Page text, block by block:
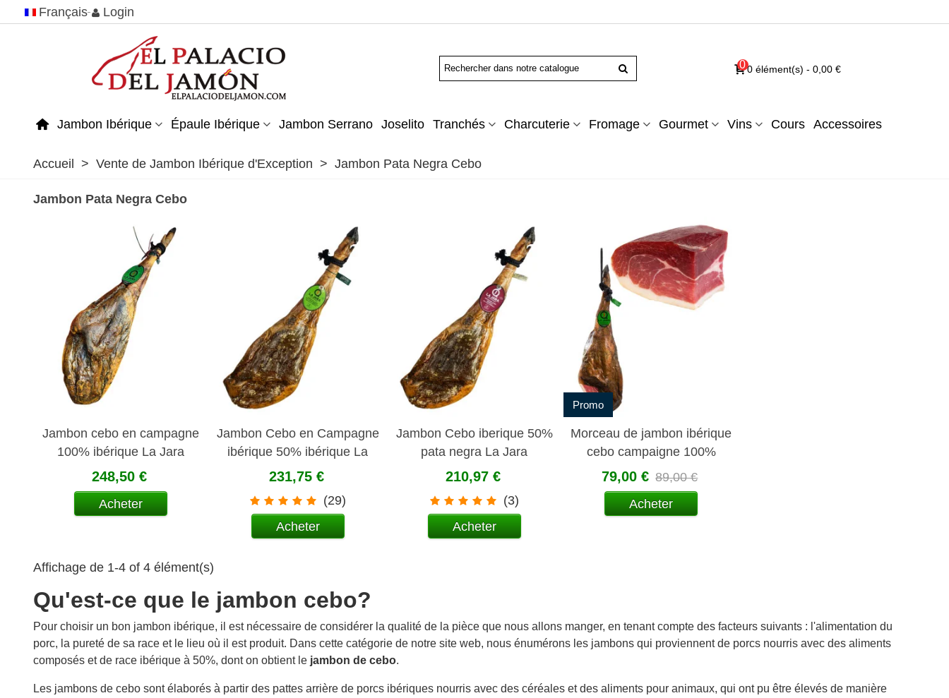
Français Login
00 élément(s) - 0,00 €
Jambon Ibérique Épaule Ibérique Jambon Serrano Joselito Tranchés Charcuterie Fromage Gourmet Vins Cours Accessoires
Accueil > Vente de Jambon Ibérique d'Exception > Jambon Pata Negra Cebo
Jambon Pata Negra Cebo
Jambon cebo en campagne
100% ibérique La Jara
248,50 €
Acheter
Jambon Cebo en Campagne
ibérique 50% ibérique La
Jara
231,75 €
(29)
Acheter
Jambon Cebo iberique 50%
pata negra La Jara
210,97 €
(3)
Acheter
Promo
Morceau de jambon ibérique
cebo campaigne 100%
79,00 € 89,00 €
Acheter
Affichage de 1-4 of 4 élément(s)
Qu'est-ce que le jambon cebo?
Pour choisir un bon jambon ibérique, il est nécessaire de considérer la qualité de la pièce que nous allons manger, en tenant compte des facteurs suivants : l'alimentation du
porc, la pureté de sa race et le lieu où il est produit. Dans cette catégorie de notre site web, nous énumérons les jambons qui proviennent de porcs nourris avec des aliments
composés et de race ibérique à 50%, dont on obtient le jambon de cebo.
Les jambons de cebo sont élaborés à partir des pattes arrière de porcs ibériques nourris avec des céréales et des aliments pour animaux, qui ont pu être élevés de manière